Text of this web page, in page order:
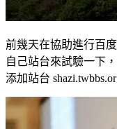
前幾天在協助進行百
自己站台來試驗一下
添加站台